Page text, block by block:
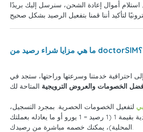
استلام أموال إعادة الشحن، سنرسل إليك بريدًا
ما هي مزايا شراء رصيد من doctorSIM؟
الخصومات والعروض الترويجية
لتفعيل الخصومات الحصرية. بمجرد التسجيل،
ستحصل على رصيد هدية بقيمة 1 (1 رصيد = 1 يورو أو ما يعادله بعملتك
المحلية)، يمكنك خصمه مباشرة من رصيدك.